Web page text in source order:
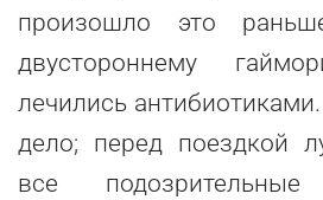
произошло это
двустороннему
лечились
дело; перед поездкой
все